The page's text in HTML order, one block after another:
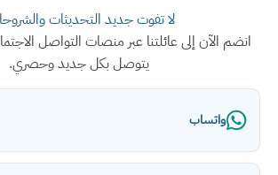
لا تفوت جديد التحديثات
انضم الآن إلى عائلتنا عبر منصات التواصل
يتوصل بكل جديد وحصري.
واتساب